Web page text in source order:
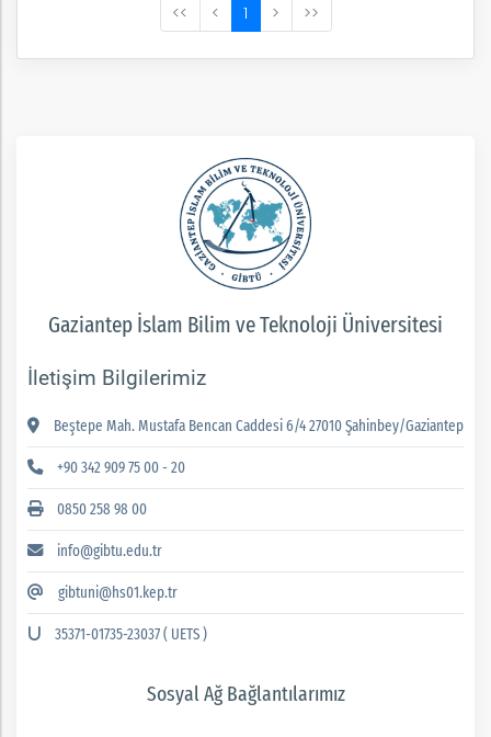
<<
< 1 > >>
Gaziantep İslam Bilim ve Teknoloji Üniversitesi
İletişim Bilgilerimiz
Beştepe Mah. Mustafa Bencan Caddesi 6/4 27010 Şahinbey/Gaziantep
+90 342 909 75 00 - 20
0850 258 98 00
info@gibtu.edu.tr
gibtuni@hs01.kep.tr
35371-01735-23037 ( UETS )
Sosyal Ağ Bağlantılarımız